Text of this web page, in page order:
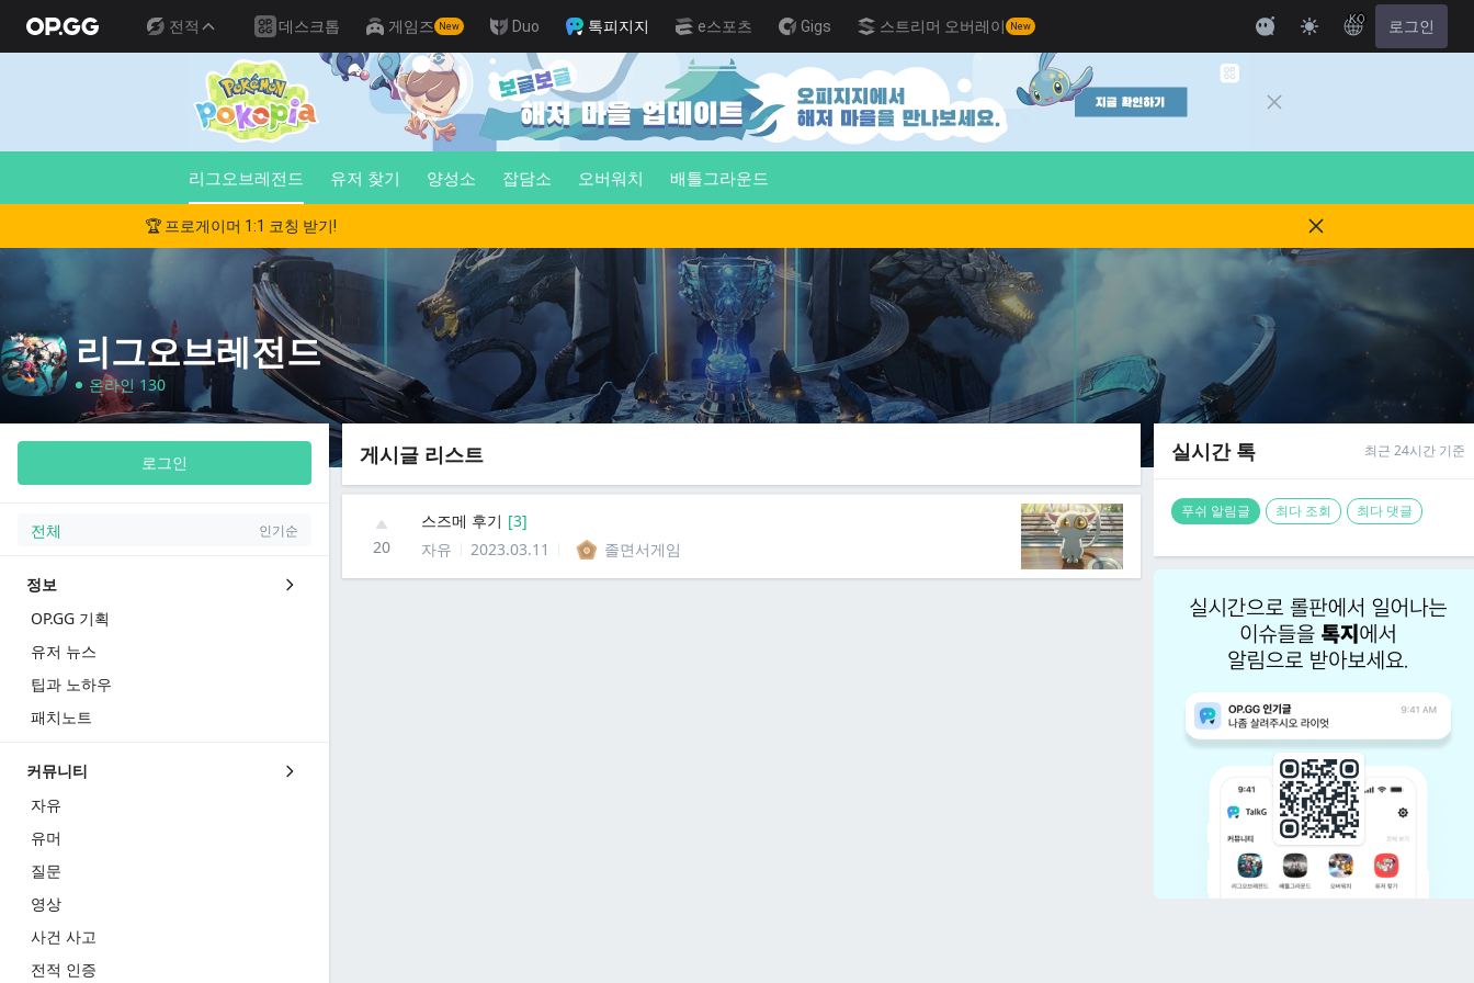
전적 데스크톱 게임즈 New Duo 톡피지지 e스포츠 Gigs 스트리머 오버레이 New
KO 로그인
리그오브레전드 유저 찾기 양성소 잡담소 오버워치 배틀그라운드
🏆 프로게이머 1:1 코칭 받기!
리그오브레전드
온라인 130
로그인
전체 인기순
정보
OP.GG 기획
유저 뉴스
팁과 노하우
패치노트
커뮤니티
자유
유머
질문
영상
사건 사고
전적 인증
게시글 리스트
20
스즈메 후기 [3]
자유
2023.03.11 졸면서게임
실시간 톡 최근 24시간 기준
푸쉬 알림글 최다 조회 최다 댓글